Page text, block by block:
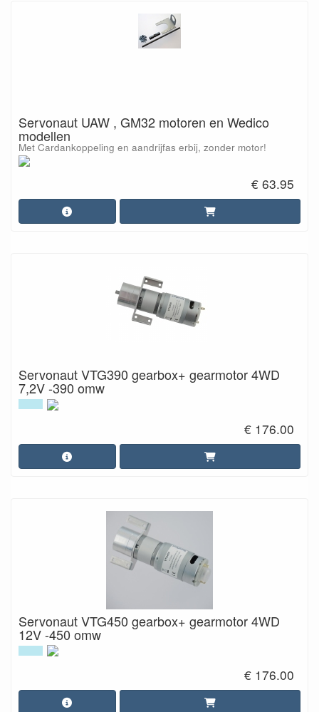
Servonaut UAW , GM32 motoren en Wedico
modellen
Met Cardankoppeling en aandrijfas erbij, zonder motor!
€ 63.95
Servonaut VTG390 gearbox+ gearmotor 4WD
7,2V -390 omw
€ 176.00
Servonaut VTG450 gearbox+ gearmotor 4WD
12V -450 omw
€ 176.00